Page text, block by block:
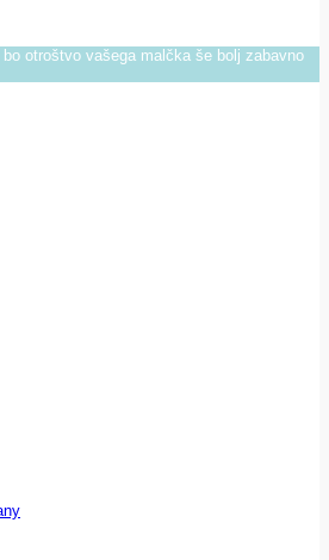
otroštvo vašega malčka še bolj zabavno